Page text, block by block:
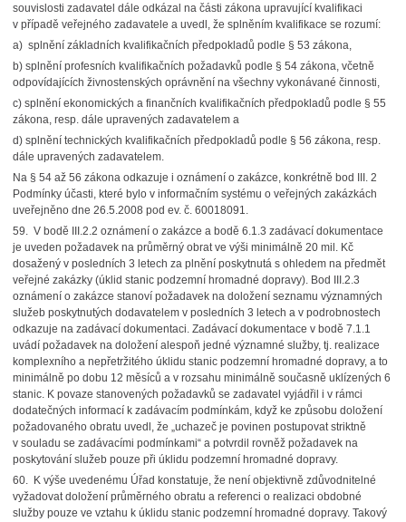
souvislosti zadavatel dále odkázal na části zákona upravující kvalifikaci
v případě veřejného zadavatele a uvedl, že splněním kvalifikace se rozumí:
a) splnění základních kvalifikačních předpokladů podle § 53 zákona,
b) splnění profesních kvalifikačních požadavků podle § 54 zákona, včetně
odpovídajících živnostenských oprávnění na všechny vykonávané činnosti,
c) splnění ekonomických a finančních kvalifikačních předpokladů podle § 55
zákona, resp. dále upravených zadavatelem a
d) splnění technických kvalifikačních předpokladů podle § 56 zákona, resp.
dále upravených zadavatelem.
Na § 54 až 56 zákona odkazuje i oznámení o zakázce, konkrétně bod III. 2
Podmínky účasti, které bylo v informačním systému o veřejných zakázkách
uveřejněno dne 26.5.2008 pod ev. č. 60018091.
59. V bodě III.2.2 oznámení o zakázce a bodě 6.1.3 zadávací dokumentace
je uveden požadavek na průměrný obrat ve výši minimálně 20 mil. Kč
dosažený v posledních 3 letech za plnění poskytnutá s ohledem na předmět
veřejné zakázky (úklid stanic podzemní hromadné dopravy). Bod III.2.3
oznámení o zakázce stanoví požadavek na doložení seznamu významných
služeb poskytnutých dodavatelem v posledních 3 letech a v podrobnostech
odkazuje na zadávací dokumentaci. Zadávací dokumentace v bodě 7.1.1
uvádí požadavek na doložení alespoň jedné významné služby, tj. realizace
komplexního a nepřetržitého úklidu stanic podzemní hromadné dopravy, a to
minimálně po dobu 12 měsíců a v rozsahu minimálně současně uklízených 6
stanic. K povaze stanovených požadavků se zadavatel vyjádřil i v rámci
dodatečných informací k zadávacím podmínkám, když ke způsobu doložení
požadovaného obratu uvedl, že „uchazeč je povinen postupovat striktně
v souladu se zadávacími podmínkami“ a potvrdil rovněž požadavek na
poskytování služeb pouze při úklidu podzemní hromadné dopravy.
60. K výše uvedenému Úřad konstatuje, že není objektivně zdůvodnitelné
vyžadovat doložení průměrného obratu a referenci o realizaci obdobné
služby pouze ve vztahu k úklidu stanic podzemní hromadné dopravy. Takový